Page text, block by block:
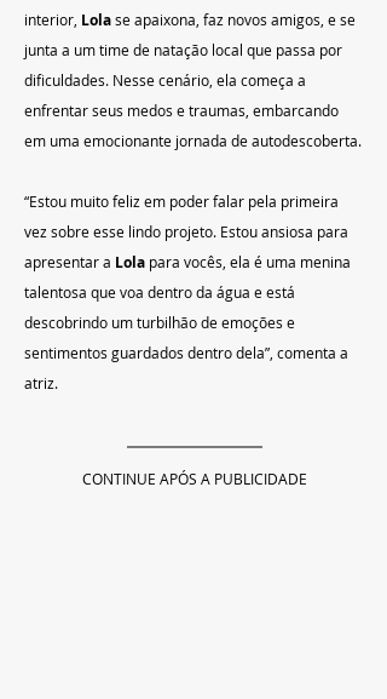
interior, Lola se apaixona, faz novos amigos, e se
junta a um time de natação local que passa por
dificuldades. Nesse cenário, ela começa a
enfrentar seus medos e traumas, embarcando
em uma emocionante jornada de autodescoberta.
“Estou muito feliz em poder falar pela primeira
vez sobre esse lindo projeto. Estou ansiosa para
apresentar a Lola para vocês, ela é uma menina
talentosa que voa dentro da água e está
descobrindo um turbilhão de emoções e
sentimentos guardados dentro dela”, comenta a
atriz.
CONTINUE APÓS A PUBLICIDADE